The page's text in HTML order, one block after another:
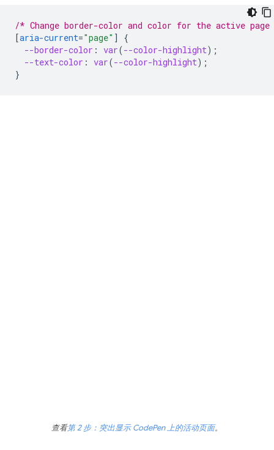
/* Change border-color and color for the active
[aria-current="page" ]
{
--border-color : var(--color-highlight);
--text-color : var(--color-highlight);
}
查看第 2 步：突出显示 CodePen 上的活动页面。